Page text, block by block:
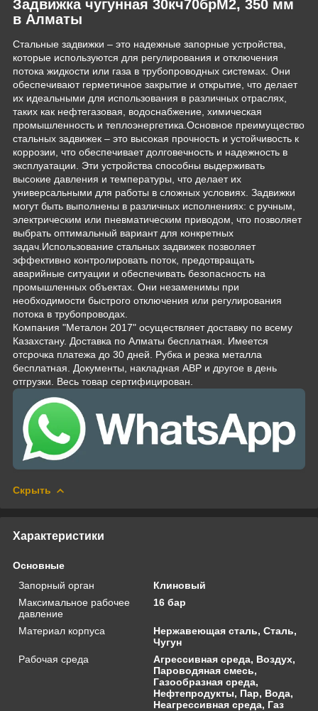
Задвижка чугунная 30кч70брМ2, 350 мм
в Алматы
Стальные задвижки – это надежные запорные устройства,
которые используются для регулирования и отключения
потока жидкости или газа в трубопроводных системах. Они
обеспечивают герметичное закрытие и открытие, что делает
их идеальными для использования в различных отраслях,
таких как нефтегазовая, водоснабжение, химическая
промышленность и теплоэнергетика.Основное преимущество
стальных задвижек – это высокая прочность и устойчивость к
коррозии, что обеспечивает долговечность и надежность в
эксплуатации. Эти устройства способны выдерживать
высокие давления и температуры, что делает их
универсальными для работы в сложных условиях. Задвижки
могут быть выполнены в различных исполнениях: с ручным,
электрическим или пневматическим приводом, что позволяет
выбрать оптимальный вариант для конкретных
задач.Использование стальных задвижек позволяет
эффективно контролировать поток, предотвращать
аварийные ситуации и обеспечивать безопасность на
промышленных объектах. Они незаменимы при
необходимости быстрого отключения или регулирования
потока в трубопроводах.
Компания "Металон 2017" осуществляет доставку по всему
Казахстану. Доставка по Алматы бесплатная. Имеется
отсрочка платежа до 30 дней. Рубка и резка металла
бесплатная. Документы, накладная АВР и другое в день
отгрузки. Весь товар сертифицирован.
Скрыть
Характеристики
Основные
Запорный орган
Клиновый
Максимальное рабочее
давление
16 бар
Материал корпуса
Нержавеющая сталь, Сталь,
Чугун
Рабочая среда
Агрессивная среда, Воздух,
Пароводяная смесь,
Газообразная среда,
Нефтепродукты, Пар, Вода,
Неагрессивная среда, Газ